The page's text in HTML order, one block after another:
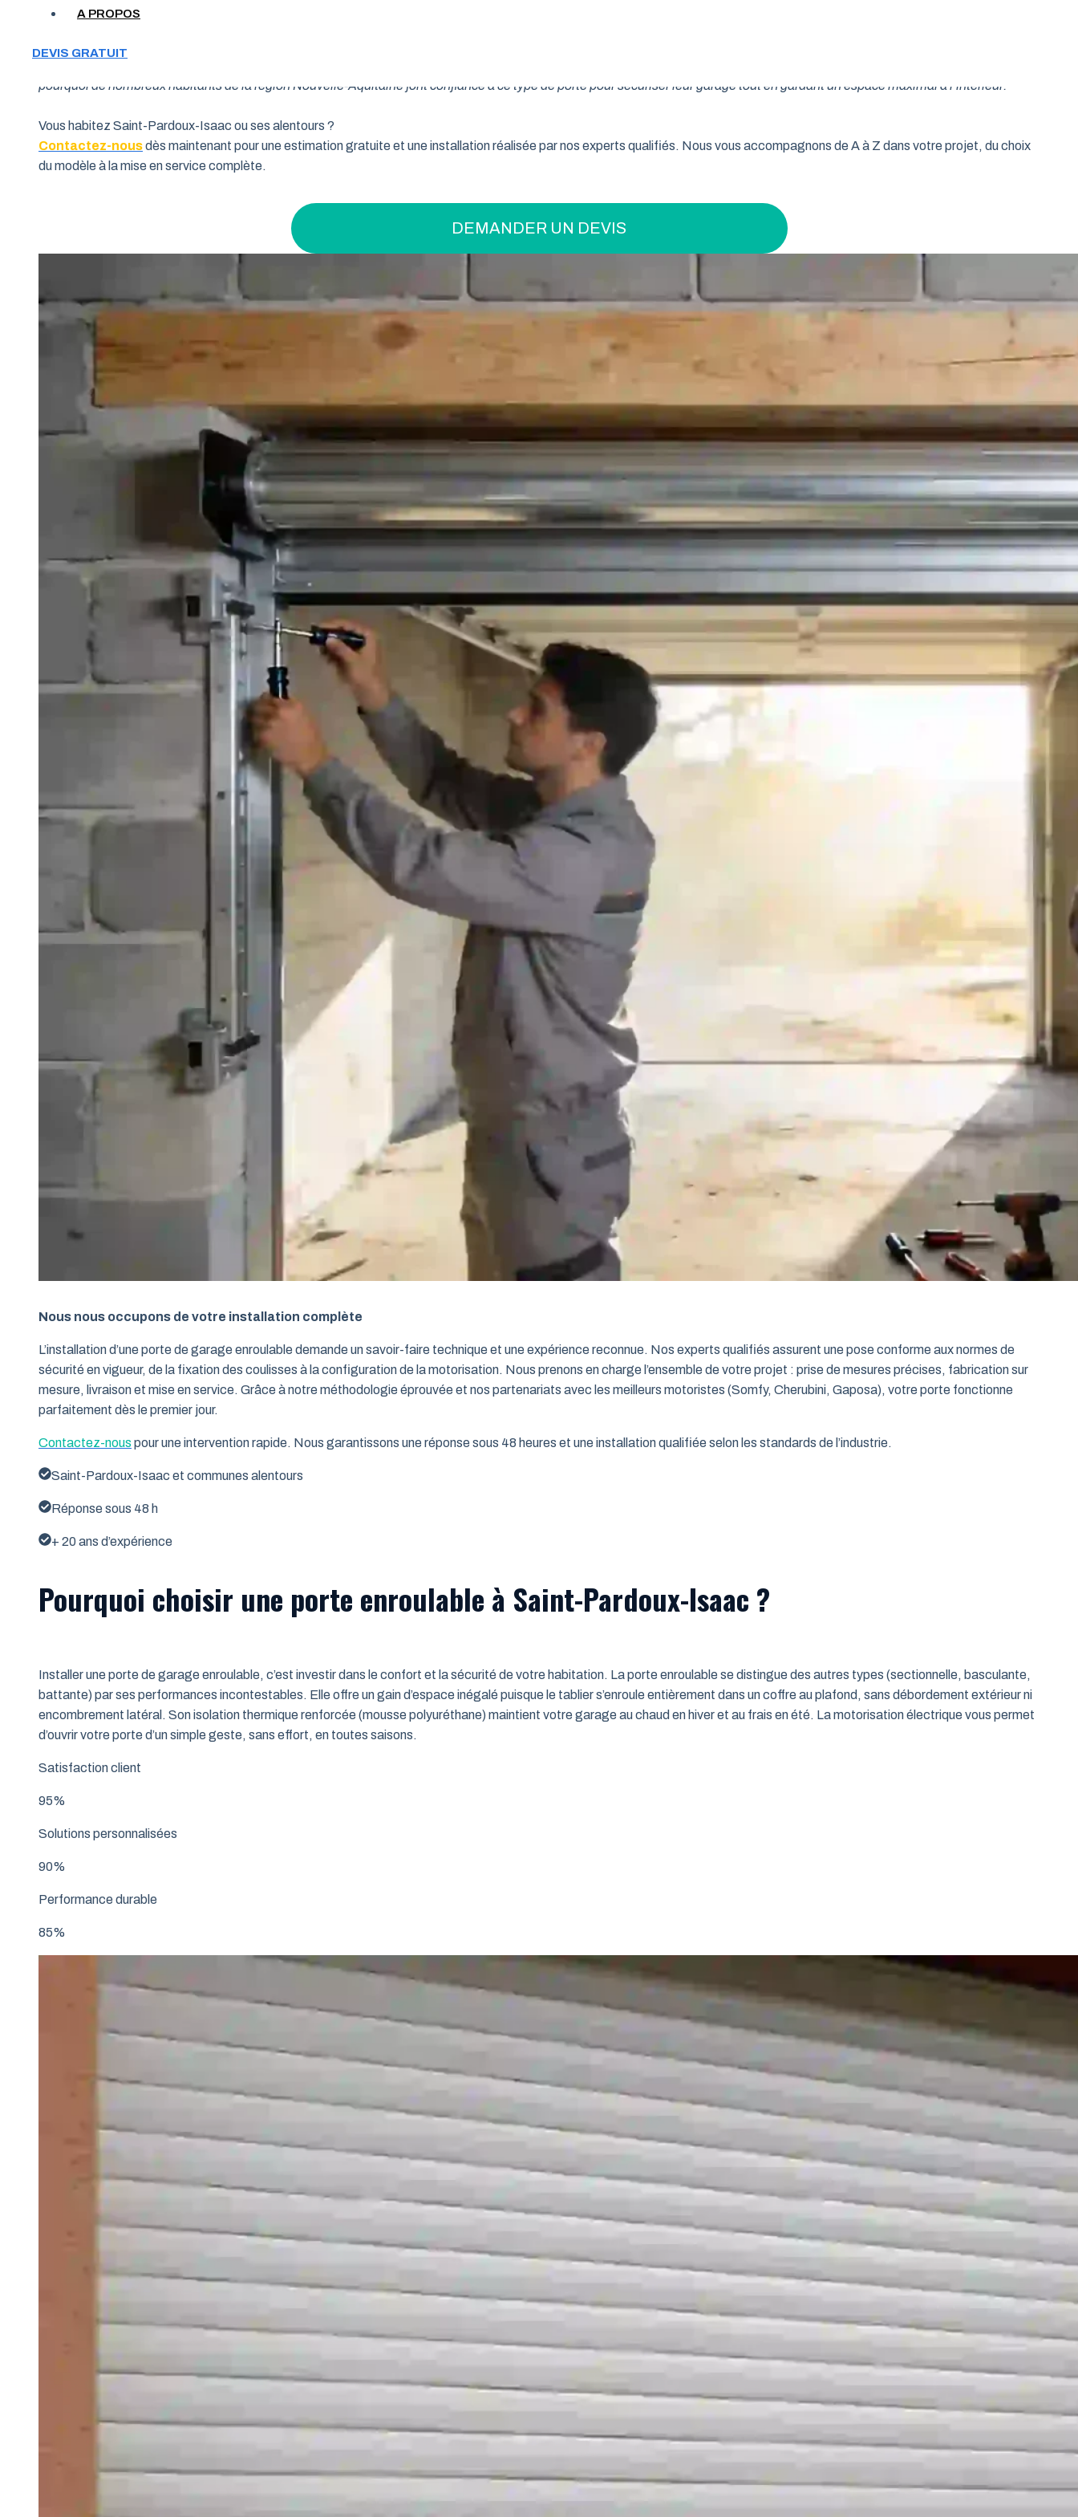
A PROPOS
DEVIS GRATUIT
pourquoi de nombreux habitants de la région Nouvelle-Aquitaine font confiance à ce type de porte pour sécuriser leur garage tout en gardant un espace maximal à l’intérieur.
Vous habitez Saint-Pardoux-Isaac ou ses alentours ?
Contactez-nousdès maintenant pour une estimation gratuite et une installation réalisée par nos experts qualifiés. Nous vous accompagnons de A à Z dans votre projet, du choix
du modèle à la mise en service complète.
DEMANDER UN DEVIS
Nous nous occupons de votre installation complète
L’installation d’une porte de garage enroulable demande un savoir-faire technique et une expérience reconnue. Nos experts qualifiés assurent une pose conforme aux normes de
sécurité en vigueur, de la fixation des coulisses à la configuration de la motorisation. Nous prenons en charge l’ensemble de votre projet : prise de mesures précises, fabrication sur
mesure, livraison et mise en service. Grâce à notre méthodologie éprouvée et nos partenariats avec les meilleurs motoristes (Somfy, Cherubini, Gaposa), votre porte fonctionne
parfaitement dès le premier jour.
Contactez-nous pour une intervention rapide. Nous garantissons une réponse sous 48 heures et une installation qualifiée selon les standards de l’industrie.
Saint-Pardoux-Isaac et communes alentours
Réponse sous 48 h
+ 20 ans d’expérience
Pourquoi choisir une porte enroulable à Saint-Pardoux-Isaac ?
Installer une porte de garage enroulable, c’est investir dans le confort et la sécurité de votre habitation. La porte enroulable se distingue des autres types (sectionnelle, basculante,
battante) par ses performances incontestables. Elle offre un gain d’espace inégalé puisque le tablier s’enroule entièrement dans un coffre au plafond, sans débordement extérieur ni
encombrement latéral. Son isolation thermique renforcée (mousse polyuréthane) maintient votre garage au chaud en hiver et au frais en été. La motorisation électrique vous permet
d’ouvrir votre porte d’un simple geste, sans effort, en toutes saisons.
Satisfaction client
95%
Solutions personnalisées
90%
Performance durable
85%